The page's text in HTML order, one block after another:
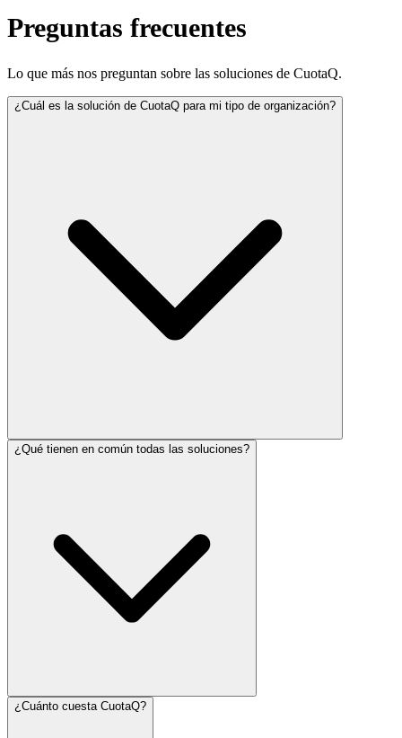
Preguntas frecuentes
Lo que más nos preguntan sobre las soluciones de CuotaQ.
¿Cuál es la solución de CuotaQ para mi tipo de organización?
¿Qué tienen en común todas las soluciones?
¿Cuánto cuesta CuotaQ?